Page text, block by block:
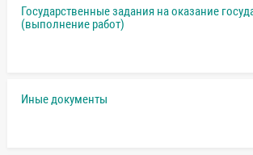
Государственные задания на оказание
(выполнение работ)
Иные документы